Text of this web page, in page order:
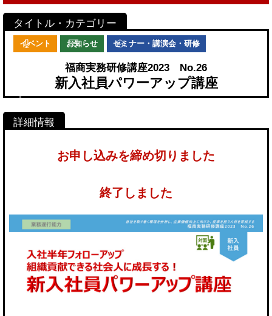
イベント お知らせ セミナー・講演会・研修
福商実務研修講座2023 No.26
新入社員パワーアップ講座
お申し込みを締め切りました
終了しました